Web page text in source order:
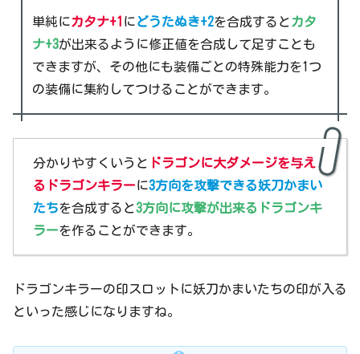
単純にカタナ+1 にどうたぬき+2を合成すると カタ
ナ+3が出来るように修正値を合成して足すことも
できますが、その他にも装備ごとの特殊能力を1つ
の装備に集約してつけることができます。
分かりやすくいうと ドラゴンに大ダメージを与え
るドラゴンキラーに3方向を攻撃できる妖刀かまい
たちを合成すると3方向に攻撃が出来るドラゴンキ
ラーを作ることができます。
ドラゴンキラーの印スロットに妖刀かまいたちの印が入る
といった感じになりますね。